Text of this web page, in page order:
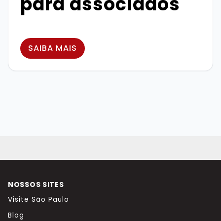
SAIBA MAIS
NOSSOS SITES
Visite São Paulo
Blog